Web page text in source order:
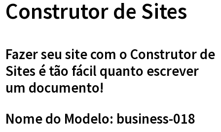
Construtor de Sites
Fazer seu site com o Construtor de
Sites é tão fácil quanto escrever
um documento!
Nome do Modelo: business-018